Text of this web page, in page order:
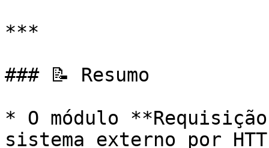
***
### 📝 Resumo
* O módulo
sistema externo por